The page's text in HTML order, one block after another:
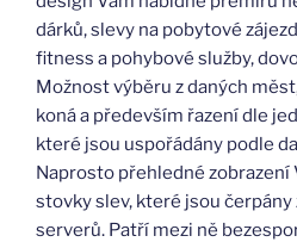
dárků, slevy na pobytové
fitness a pohybové služby,
Možnost výběru z daných
koná a především řazení dle
které jsou uspořádány podle
Naprosto přehledné zobrazení
stovky slev, které jsou
serverů. Patří mezi ně